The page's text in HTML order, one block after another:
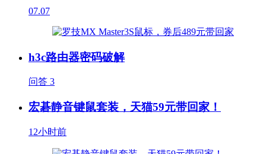
07.07
h3c路由器密码破解
问答 3
宏碁静音键鼠套装，天猫59元带回家！
12小时前